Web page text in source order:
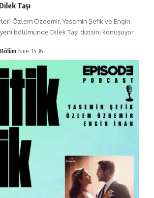
Taşı
Özlem Özdemir, Yasemin Şefik ve Engin
bölümünde Dilek Taşı dizisini konuşuyor.
Süre: 15:36